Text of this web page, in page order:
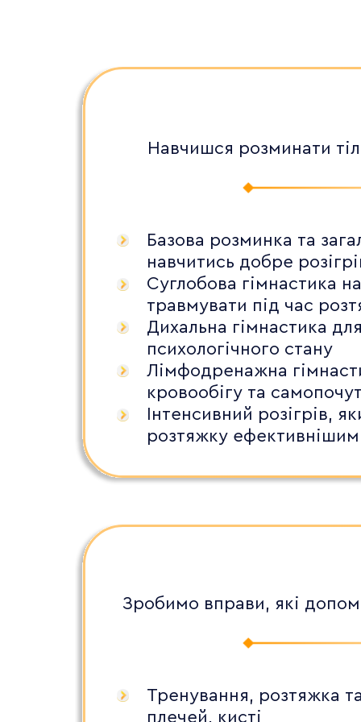
Зробимо вправи, які
Тренування, розтяжка
плечей, кисті
Навчишся розминати
Базова розминка та
навчитись добре
Суглобова гімнастика
травмувати під час
Дихальна гімнастика
психологічного стану
Лімфодренажна
кровообігу та
Інтенсивний розігрів,
розтяжку